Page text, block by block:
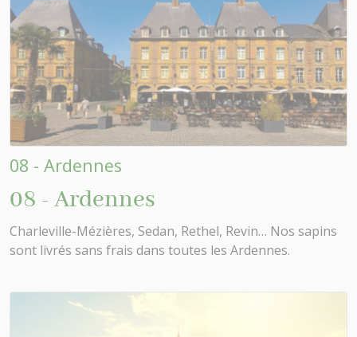
08 - Ardennes
08 - Ardennes
Charleville-Mézières, Sedan, Rethel, Revin… Nos sapins
sont livrés sans frais dans toutes les Ardennes.